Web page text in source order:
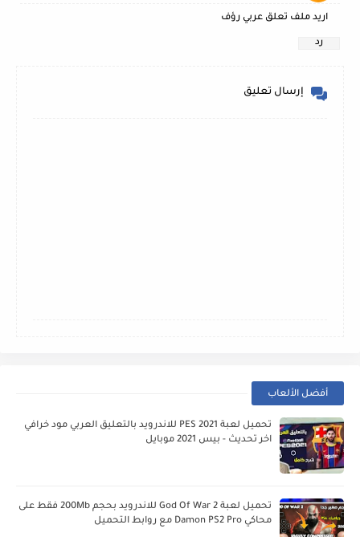
اريد ملف تعلق عربي رؤف
رد
إرسال تعليق
أفضل الألعاب
تحميل لعبة PES 2021 للاندرويد بالتعليق العربي مود خرافي
اخر تحديث - بيس 2021 موبايل
تحميل لعبة God Of War 2 للاندرويد بحجم 200Mb فقط على
محاكي Damon PS2 Pro مع روابط التحميل